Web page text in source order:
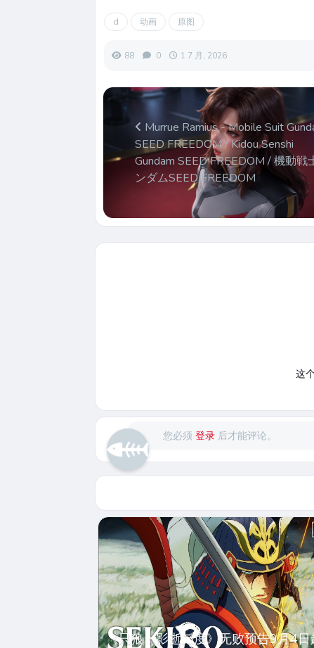
d 动画 原图
88 0 1 7 月, 2026
Murrue Ramius - Mobile Suit
SEED FREEDOM / Kidou Senshi
Gundam SEED FREEDOM / 機動戦
ンダムSEED FREEDOM
这
您必须登录 后才能评论。
《只狼：影逝二度》无败预告9月4日